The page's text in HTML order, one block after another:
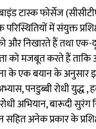
टास्क फोर्सेज
में संयुक्त
और निखारते हैं तथा
को मजबूत करते हैं
के एक बयान के अनुसार
पनडुब्बी रोधी युद्ध ,
अभियान, बारूदी
अनेक प्रकार के